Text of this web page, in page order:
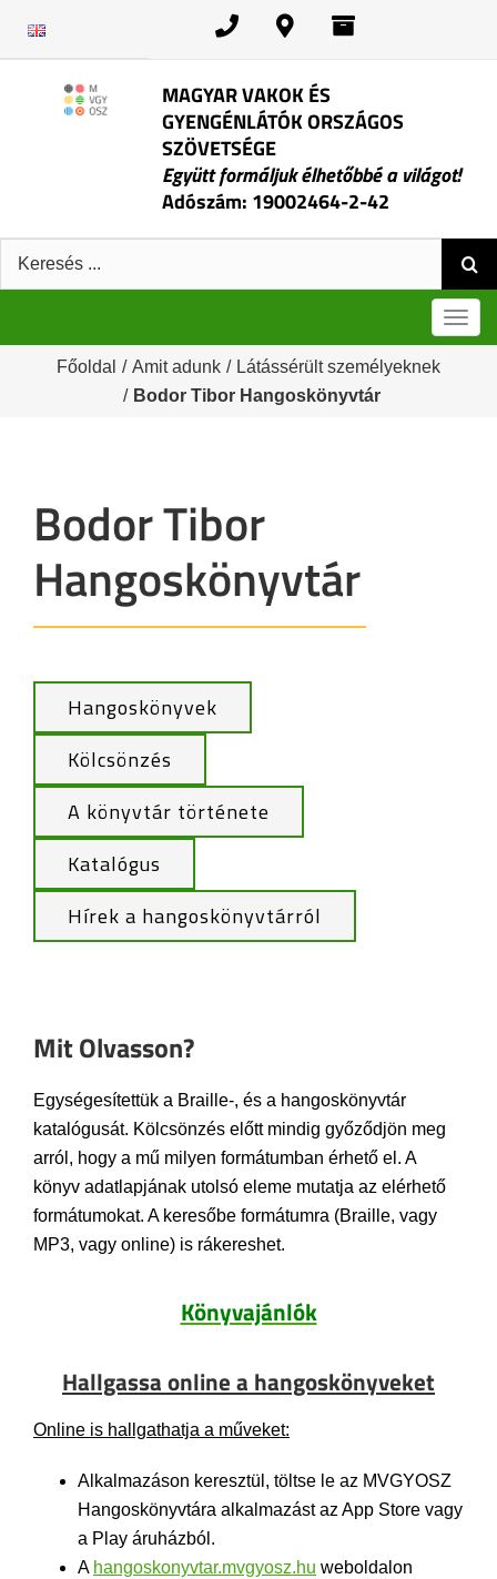
MAGYAR VAKOK ÉS
GYENGÉNLÁTÓK ORSZÁGOS
SZÖVETSÉGE
Együtt formáljuk élhetőbbé a világot!
Adószám: 19002464-2-42
Keresés:
Főoldal / Amit adunk / Látássérült személyeknek
/ Bodor Tibor Hangoskönyvtár
Bodor Tibor
Hangoskönyvtár
Hangoskönyvek
Kölcsönzés
A könyvtár története
Katalógus
Hírek a hangoskönyvtárról
Mit Olvasson?
Egységesítettük a Braille-, és a hangoskönyvtár
katalógusát. Kölcsönzés előtt mindig győződjön meg
arról, hogy a mű milyen formátumban érhető el. A
könyv adatlapjának utolsó eleme mutatja az elérhető
formátumokat. A keresőbe formátumra (Braille, vagy
MP3, vagy online) is rákereshet.
Könyvajánlók
Hallgassa online a hangoskönyveket
Online is hallgathatja a műveket:
Alkalmazáson keresztül, töltse le az MVGYOSZ
Hangoskönyvtára alkalmazást az App Store vagy
a Play áruházból.
A hangoskonyvtar.mvgyosz.hu weboldalon